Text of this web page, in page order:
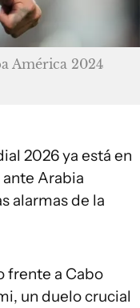
América 2024
2026 ya está en
Arabia
alarmas de la
frente a Cabo
un duelo crucial